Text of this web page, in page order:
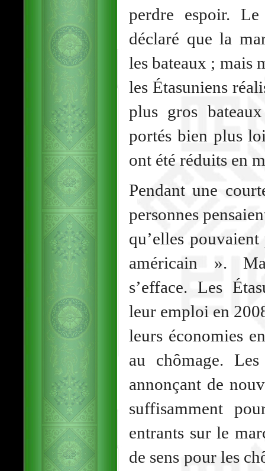
perdre espoir.
déclaré que la
les bateaux ; mais
les Étasuniens
plus gros
portés bien plus
ont été réduits en
Pendant une
personnes
qu’elles
américain ».
s’efface. Les
leur emploi en
leurs économies
au chômage.
annonçant de
suffisamment
entrants sur le
de sens pour les